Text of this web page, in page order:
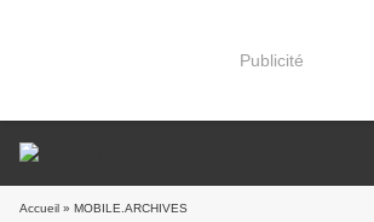
Publicité
Accueil » MOBILE.ARCHIVES